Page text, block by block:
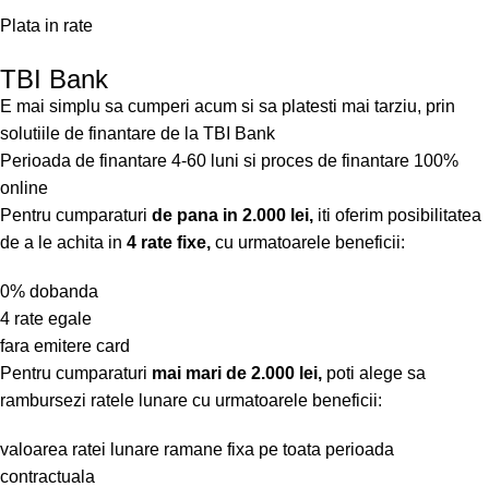
Plata in rate
TBI Bank
E mai simplu sa cumperi acum si sa platesti mai tarziu, prin
solutiile de finantare de la TBI Bank
Perioada de finantare 4-60 luni si proces de finantare 100%
online
Pentru cumparaturi de pana in 2.000 lei, iti oferim posibilitatea
de a le achita in 4 rate fixe, cu urmatoarele beneficii:
0% dobanda
4 rate egale
fara emitere card
Pentru cumparaturi mai mari de 2.000 lei, poti alege sa
rambursezi ratele lunare cu urmatoarele beneficii:
valoarea ratei lunare ramane fixa pe toata perioada
contractuala